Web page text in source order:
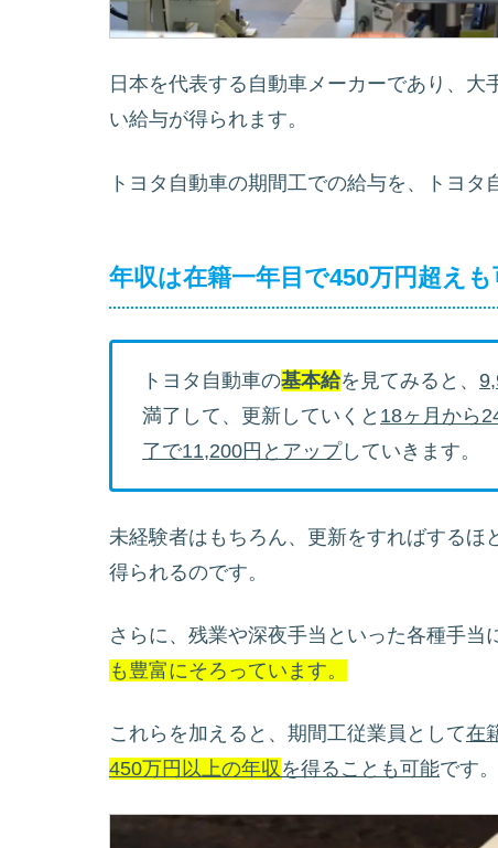
日本を代表する自動車メーカーであり、
い給与が得られます。
トヨタ自動車の期間工での給与を、トヨタ
年収は在籍一年目で450万円超えも
トヨタ自動車の基本給を見てみると、
満了して、更新していくと 18ヶ月から
了で11,200円とアップしていきます。
未経験者はもちろん、更新をすればするほ
得られるのです。
さらに、残業や深夜手当といった各種手当
も豊富にそろっています。
これらを加えると、期間工従業員として在
450万円以上の年収 を得ることも可能です。